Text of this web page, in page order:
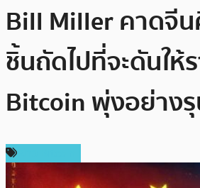
Bill Miller คาดจี
ชิ้นถัดไปที่จะดันให้
Bitcoin พุ่งอย่าง